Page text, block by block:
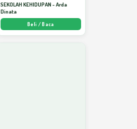
SEKOLAH KEHIDUPAN - Arda
Dinata
Beli / Baca